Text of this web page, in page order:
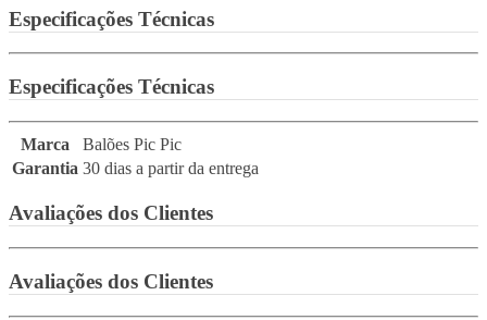
Especificações Técnicas
Especificações Técnicas
Marca
Balões Pic Pic
Garantia 30 dias a partir da entrega
Avaliações dos Clientes
Avaliações dos Clientes